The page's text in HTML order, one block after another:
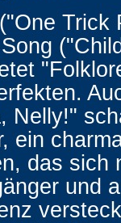
Trick
Nelly!"
ein
das sich
und